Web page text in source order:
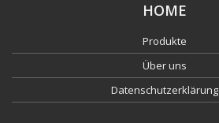
HOME
Produkte
Über uns
Datenschutzerklärung